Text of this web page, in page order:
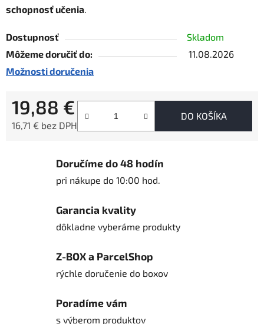
schopnosť učenia.
Dostupnosť
Skladom
Môžeme doručiť do:
11.08.2026
Možnosti doručenia
19,88 €
16,71 € bez DPH
DO KOŠÍKA
Doručíme do 48 hodín
pri nákupe do 10:00 hod.
Garancia kvality
dôkladne vyberáme produkty
Z-BOX a ParcelShop
rýchle doručenie do boxov
Poradíme vám
s výberom produktov